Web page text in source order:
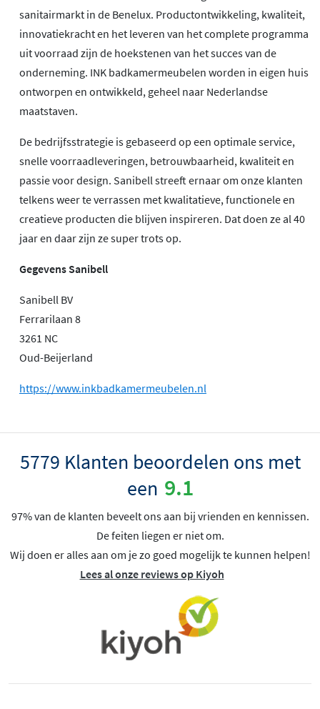
sanitairmarkt in de Benelux. Productontwikkeling, kwaliteit,
innovatiekracht en het leveren van het complete programma
uit voorraad zijn de hoekstenen van het succes van de
onderneming. INK badkamermeubelen worden in eigen huis
ontworpen en ontwikkeld, geheel naar Nederlandse
maatstaven.
De bedrijfsstrategie is gebaseerd op een optimale service,
snelle voorraadleveringen, betrouwbaarheid, kwaliteit en
passie voor design. Sanibell streeft ernaar om onze klanten
telkens weer te verrassen met kwalitatieve, functionele en
creatieve producten die blijven inspireren. Dat doen ze al 40
jaar en daar zijn ze super trots op.
Gegevens Sanibell
Sanibell BV
Ferrarilaan 8
3261 NC
Oud-Beijerland
https://www.inkbadkamermeubelen.nl
5779 Klanten beoordelen ons met
een 9.1
97% van de klanten beveelt ons aan bij vrienden en kennissen.
De feiten liegen er niet om.
Wij doen er alles aan om je zo goed mogelijk te kunnen helpen!
Lees al onze reviews op Kiyoh